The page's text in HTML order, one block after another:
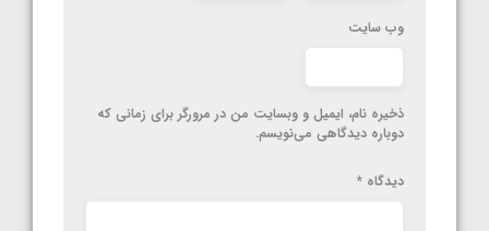
وب‌ سایت
ذخیره نام، ایمیل و وبسایت من در مرورگر برای زمانی که
دوباره دیدگاهی می‌نویسم.
دیدگاه *